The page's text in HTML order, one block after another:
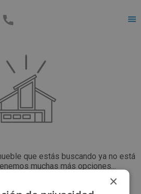
que estás buscando ya no está
muchas más opciones...
×